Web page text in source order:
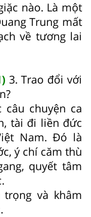
nào. Là một
Trung mất
về tương lai
3. Trao đổi với
câu chuyện ca
tài đi liền đức
Nam. Đó là
ý chí căm thù
quyết tâm
và khâm